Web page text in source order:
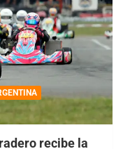
recibe la